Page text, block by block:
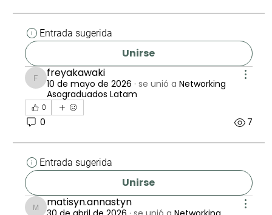
Entrada sugerida
Unirse
freyakawaki
freyakawaki
10 de mayo de 2026 · se unió a Networking
Asograduados Latam
0
0 7
Entrada sugerida
Unirse
matisyn.annastyn
matisyn.annastyn